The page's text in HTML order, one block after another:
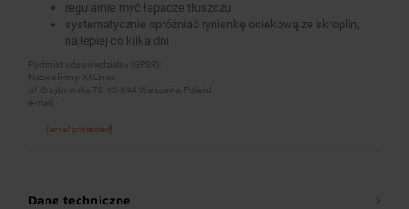
regularnie myć łapacze tłuszczu
systematycznie opróżniać rynienkę ociekową ze skroplin,
najlepiej co kilka dni
Podmiot odpowiedzialny (GPSR):
Nazwa firmy: XXLinox
ul. Grzybowska 78, 00-844 Warszawa, Poland
e-mail:
[email protected]
Dane techniczne